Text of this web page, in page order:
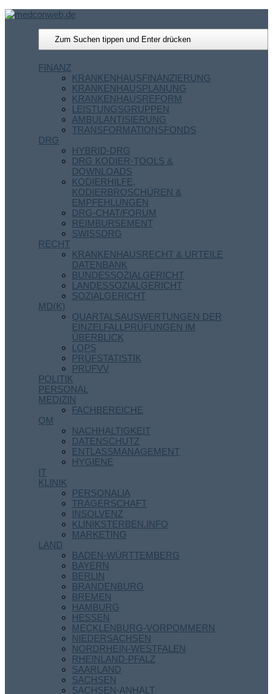
FINANZ
KRANKENHAUSFINANZIERUNG
KRANKENHAUSPLANUNG
KRANKENHAUSREFORM
LEISTUNGSGRUPPEN
AMBULANTISIERUNG
TRANSFORMATIONSFONDS
DRG
HYBRID-DRG
DRG KODIER-TOOLS &
DOWNLOADS
KODIERHILFE,
KODIERBROSCHÜREN &
EMPFEHLUNGEN
DRG-CHAT/FORUM
REIMBURSEMENT
SWISSDRG
RECHT
KRANKENHAUSRECHT & URTEILE
DATENBANK
BUNDESSOZIALGERICHT
LANDESSOZIALGERICHT
SOZIALGERICHT
MD(K)
QUARTALSAUSWERTUNGEN DER
EINZELFALLPRÜFUNGEN IM
ÜBERBLICK
LOPS
PRÜFSTATISTIK
PRÜFVV
POLITIK
PERSONAL
MEDIZIN
FACHBEREICHE
QM
NACHHALTIGKEIT
DATENSCHUTZ
ENTLASSMANAGEMENT
HYGIENE
IT
KLINIK
PERSONALIA
TRÄGERSCHAFT
INSOLVENZ
KLINIKSTERBEN.INFO
MARKETING
LAND
BADEN-WÜRTTEMBERG
BAYERN
BERLIN
BRANDENBURG
BREMEN
HAMBURG
HESSEN
MECKLENBURG-VORPOMMERN
NIEDERSACHSEN
NORDRHEIN-WESTFALEN
RHEINLAND-PFALZ
SAARLAND
SACHSEN
SACHSEN-ANHALT